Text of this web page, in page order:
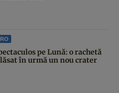
pe Lună: o rachetă
lăsat în urmă un nou crater